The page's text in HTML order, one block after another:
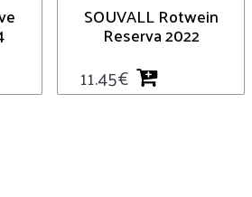
SOUVALL Rotwein
Reserva 2022
11.45€